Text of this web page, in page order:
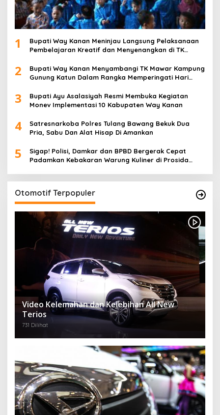
1
Bupati Way Kanan Meninjau Langsung Pelaksanaan
Pembelajaran Kreatif dan Menyenangkan di TK
2
Bupati Way Kanan Menyambangi TK Mawar Kampung
Gunung Katun Dalam Rangka Memperingati Hari
3
Bupati Ayu Asalasiyah Resmi Membuka Kegiatan
Monev Implementasi 10 Kabupaten Way Kanan
4
Satresnarkoba Polres Tulang Bawang Bekuk Dua
Pria, Sabu Dan Alat Hisap Di Amankan
5
Sigap! Polisi, Damkar dan BPBD Bergerak Cepat
Padamkan Kebakaran Warung Kuliner di Prosida
Otomotif Terpopuler
Video Kelemahan dan Kelebihan All New
Terios
731 Dilihat